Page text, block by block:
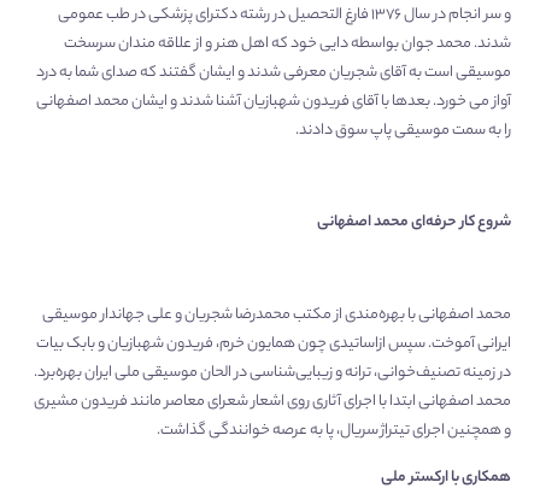
و سر انجام در سال ۱۳۷۶ فارغ التحصیل در رشته دکترای پزشکی در طب عمومی
شدند. محمد جوان بواسطه دایی خود که اهل هنر و از علاقه مندان سرسخت
موسیقی است به آقای شجریان معرفی شدند و ایشان گفتند که صدای شما به درد
آواز می خورد. بعدها با آقای فریدون شهبازیان آشنا شدند و ایشان محمد اصفهانی
را به سمت موسیقی پاپ سوق دادند.
شروع کار حرفه‌ای محمد اصفهانی
محمد اصفهانی با بهره‌مندی از مکتب محمدرضا شجریان و علی جهاندار موسیقی
ایرانی آموخت. سپس ازاساتیدی چون همایون خرم، فریدون شهبازیان و بابک بیات
در زمینه تصنیف‌خوانی، ترانه و زیبایی‌شناسی در الحان موسیقی ملی ایران بهره‌برد.
محمد اصفهانی ابتدا با اجرای آثاری روی اشعار شعرای معاصر مانند فریدون مشیری
و همچنین اجرای تیتراژ سریال، پا به عرصه خوانندگی گذاشت.
همکاری با ارکستر ملی